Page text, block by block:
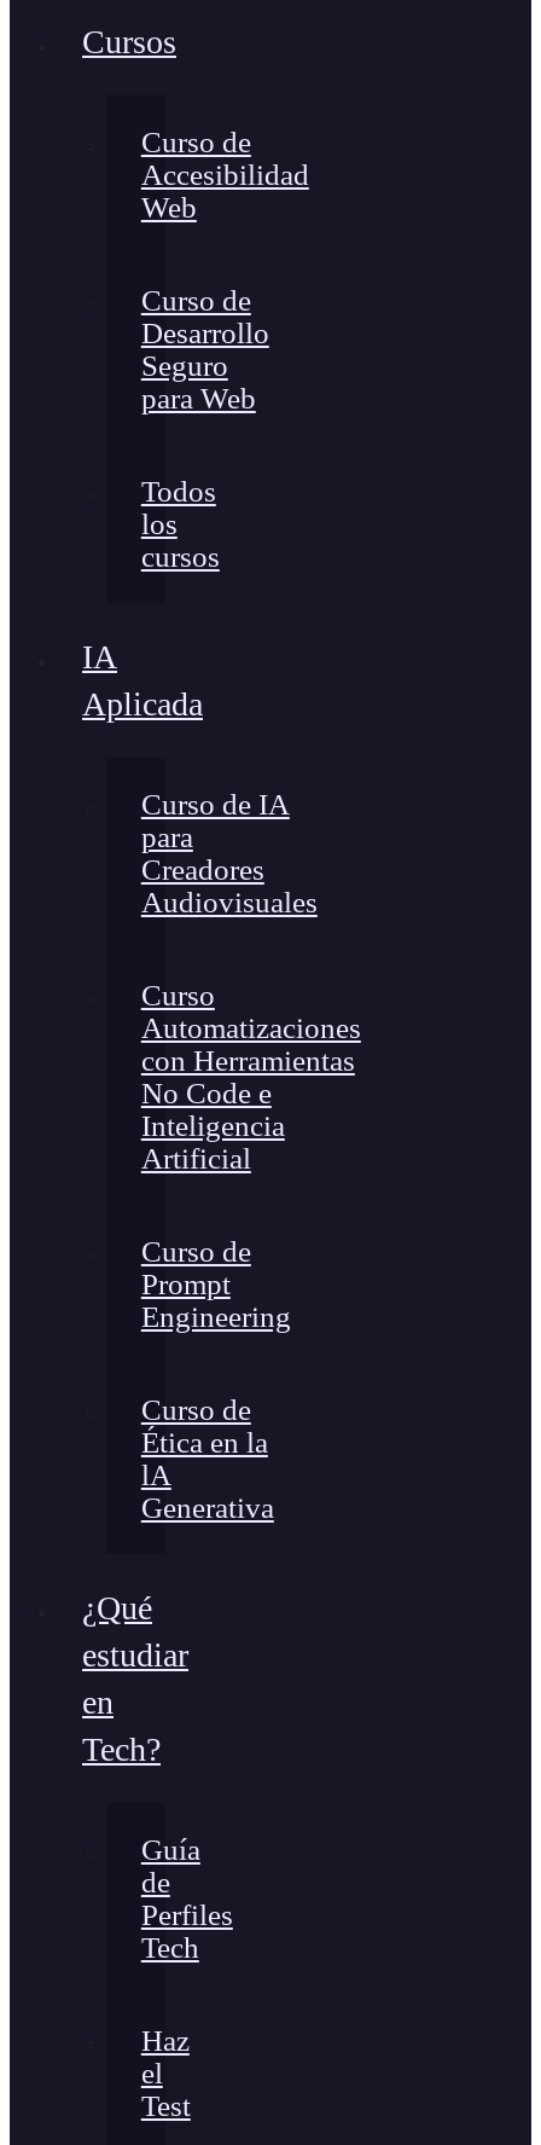
Cursos
Curso de
Accesibilidad
Web
Curso de
Desarrollo
Seguro
para Web
Todos
los
cursos
IA
Aplicada
Curso de IA
para
Creadores
Audiovisuales
Curso
Automatizaciones
con Herramientas
No Code e
Inteligencia
Artificial
Curso de
Prompt
Engineering
Curso de
Ética en la
lA
Generativa
¿Qué
estudiar
en
Tech?
Guía
de
Perfiles
Tech
Haz
el
Test